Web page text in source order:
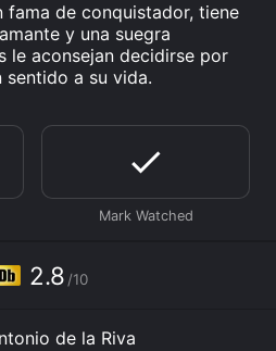
de conquistador, tiene
y una suegra
le aconsejan decidirse por
sentido a su vida.
2.8 /10
de la Riva